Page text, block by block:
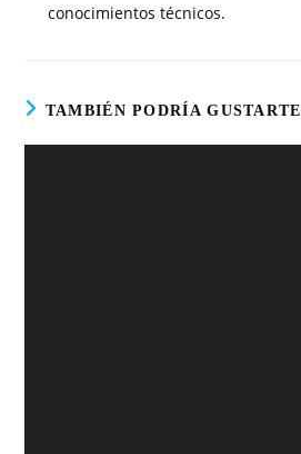
conocimientos técnicos.
TAMBIÉN PODRÍA GUSTARTE